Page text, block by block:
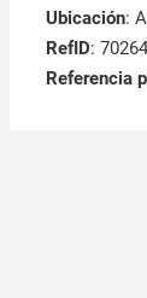
Ubicación:
RefID:
Referencia